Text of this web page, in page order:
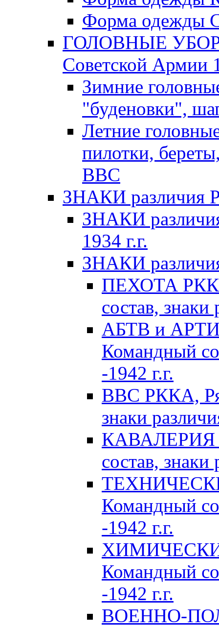
Форма одежды
ГОЛОВНЫЕ
Советской Армии
Зимние
"буденовки",
Летние
пилотки,
ВВС
ЗНАКИ различия
ЗНАКИ
1934 г.г.
ЗНАКИ
ПЕХОТА
состав, знаки
АБТВ и
Командный
-1942 г.г.
ВВС РККА,
знаки
КАВАЛЕРИЯ
состав, знаки
Командный
-1942 г.г.
Командный
-1942 г.г.
ВОЕННО-